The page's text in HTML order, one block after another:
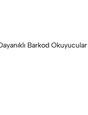
Barkod Okuyucular